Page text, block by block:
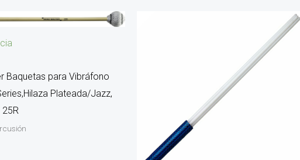
Baquetas para Vibráfono
Plateada/Jazz,